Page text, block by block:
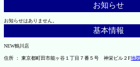
お知らせ
お知らせはありません。
基本情報
NEW鶴川店
住所 ： 東京都町田市能ヶ谷１丁目７番５号 神栄ビル２F地図